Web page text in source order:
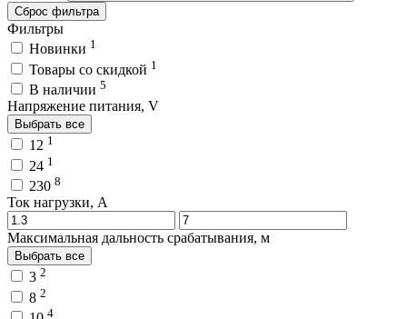
Сброс фильтра
Фильтры
Новинки 1
Товары со скидкой 1
В наличии 5
Напряжение питания, V
Выбрать все
12 1
24 1
230 8
Ток нагрузки, A
Максимальная дальность срабатывания, м
Выбрать все
3 2
8 2
4